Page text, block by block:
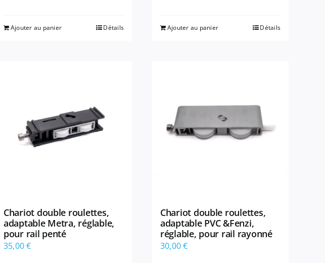
Ajouter au panier Détails Ajouter au panier Détails
Chariot double roulettes,
adaptable Metra, réglable,
pour rail penté
35,00€
Chariot double roulettes,
adaptable PVC &Fenzi,
réglable, pour rail rayonné
30,00€